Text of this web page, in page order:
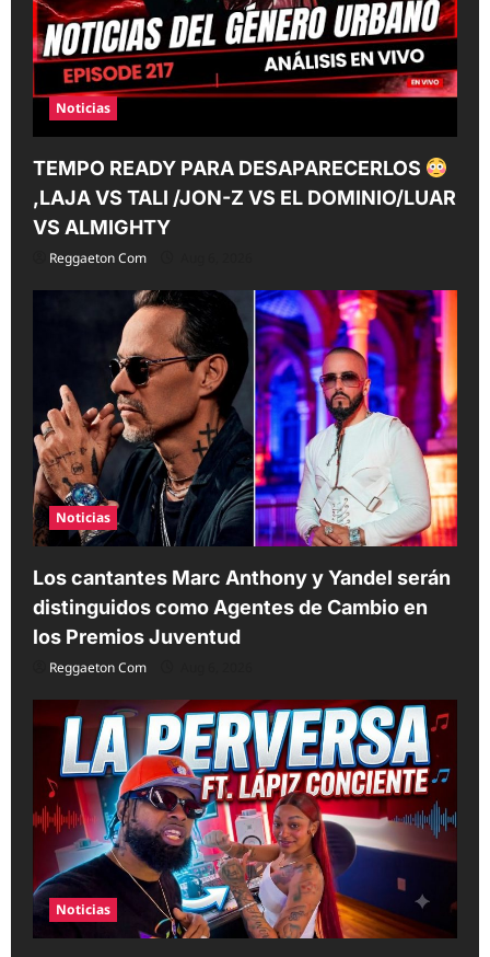
Noticias
TEMPO READY PARA DESAPARECERLOS
,LAJA VS TALI /JON-Z VS EL DOMINIO/LUAR
VS ALMIGHTY
Reggaeton Com
Noticias
Los cantantes Marc Anthony y Yandel serán
distinguidos como Agentes de Cambio en
los Premios Juventud
Reggaeton Com
Noticias